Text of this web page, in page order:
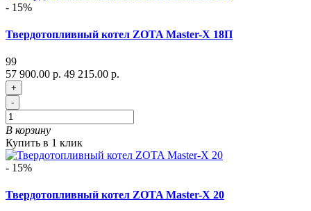
- 15%
Твердотопливный котел ZOTA Master-X 18П
99
57 900.00 р. 49 215.00 р.
+
-
В корзину
Купить в 1 клик
- 15%
Твердотопливный котел ZOTA Master-X 20